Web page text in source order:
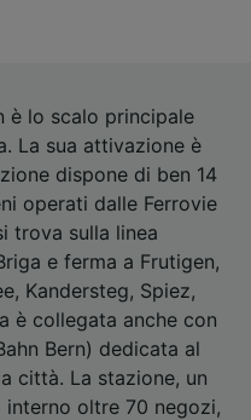
è lo scalo principale
La sua attivazione è
dispone di ben 14
operati dalle Ferrovie
trova sulla linea
e ferma a Frutigen,
Kandersteg, Spiez,
è collegata anche con
Bern) dedicata al
città. La stazione, un
oltre 70 negozi,